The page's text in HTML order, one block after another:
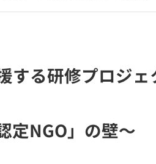
する研修プロジェ
定NGO」の壁～